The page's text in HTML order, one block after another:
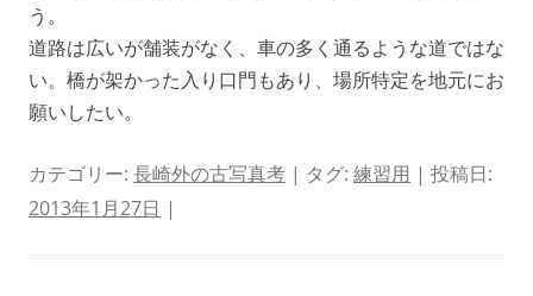
う。
道路は広いが舗装がなく、車の多く通るような道ではな
い。橋が架かった入り口門もあり、場所特定を地元にお
願いしたい。
カテゴリー: 長崎外の古写真考 | タグ: 練習用 | 投稿日:
2013年1月27日 |